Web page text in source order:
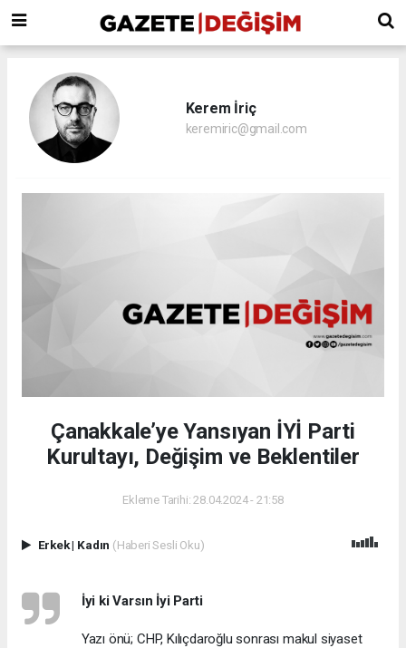
Kerem İriç
keremiric@gmail.com
Çanakkale’ye Yansıyan İYİ Parti
Kurultayı, Değişim ve Beklentiler
Ekleme Tarihi: 28.04.2024 - 21:58
Erkek| Kadın (Haberi Sesli Oku)
İyi ki Varsın İyi Parti
Yazı önü; CHP, Kılıçdaroğlu sonrası makul siyaset